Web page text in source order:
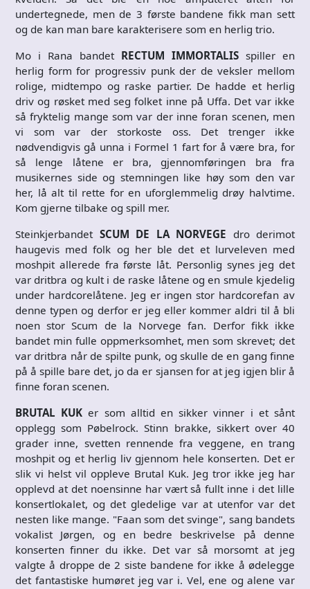
undertegnede, men de 3 første bandene fikk man sett
og de kan man bare karakterisere som en herlig trio.
Mo i Rana bandet RECTUM IMMORTALIS spiller en
herlig form for progressiv punk der de veksler mellom
rolige, midtempo og raske partier. De hadde et herlig
driv og røsket med seg folket inne på Uffa. Det var ikke
så fryktelig mange som var der inne foran scenen, men
vi som var der storkoste oss. Det trenger ikke
nødvendigvis gå unna i Formel 1 fart for å være bra, for
så lenge låtene er bra, gjennomføringen bra fra
musikernes side og stemningen like høy som den var
her, lå alt til rette for en uforglemmelig drøy halvtime.
Kom gjerne tilbake og spill mer.
Steinkjerbandet SCUM DE LA NORVEGE dro derimot
haugevis med folk og her ble det et lurveleven med
moshpit allerede fra første låt. Personlig synes jeg det
var dritbra og kult i de raske låtene og en smule kjedelig
under hardcorelåtene. Jeg er ingen stor hardcorefan av
denne typen og derfor er jeg eller kommer aldri til å bli
noen stor Scum de la Norvege fan. Derfor fikk ikke
bandet min fulle oppmerksomhet, men som skrevet; det
var dritbra når de spilte punk, og skulle de en gang finne
på å spille bare det, jo da er sjansen for at jeg igjen blir å
finne foran scenen.
BRUTAL KUK er som alltid en sikker vinner i et sånt
opplegg som Pøbelrock. Stinn brakke, sikkert over 40
grader inne, svetten rennende fra veggene, en trang
moshpit og et herlig liv gjennom hele konserten. Det er
slik vi helst vil oppleve Brutal Kuk. Jeg tror ikke jeg har
opplevd at det noensinne har vært så fullt inne i det lille
konsertlokalet, og det gledelige var at utenfor var det
nesten like mange. "Faan som det svinge", sang bandets
vokalist Jørgen, og en bedre beskrivelse på denne
konserten finner du ikke. Det var så morsomt at jeg
valgte å droppe de 2 siste bandene for ikke å ødelegge
det fantastiske humøret jeg var i. Vel, ene og alene var